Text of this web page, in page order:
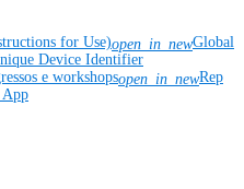
for Use)open_in_newGlobal
Device Identifier
e workshopsopen_in_newRep
App